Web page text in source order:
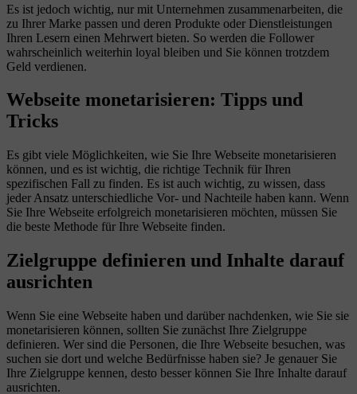
Es ist jedoch wichtig, nur mit Unternehmen zusammenarbeiten, die
zu Ihrer Marke passen und deren Produkte oder Dienstleistungen
Ihren Lesern einen Mehrwert bieten. So werden die Follower
wahrscheinlich weiterhin loyal bleiben und Sie können trotzdem
Geld verdienen.
Webseite monetarisieren: Tipps und
Tricks
Es gibt viele Möglichkeiten, wie Sie Ihre Webseite monetarisieren
können, und es ist wichtig, die richtige Technik für Ihren
spezifischen Fall zu finden. Es ist auch wichtig, zu wissen, dass
jeder Ansatz unterschiedliche Vor- und Nachteile haben kann. Wenn
Sie Ihre Webseite erfolgreich monetarisieren möchten, müssen Sie
die beste Methode für Ihre Webseite finden.
Zielgruppe definieren und Inhalte darauf
ausrichten
Wenn Sie eine Webseite haben und darüber nachdenken, wie Sie sie
monetarisieren können, sollten Sie zunächst Ihre Zielgruppe
definieren. Wer sind die Personen, die Ihre Webseite besuchen, was
suchen sie dort und welche Bedürfnisse haben sie? Je genauer Sie
Ihre Zielgruppe kennen, desto besser können Sie Ihre Inhalte darauf
ausrichten.